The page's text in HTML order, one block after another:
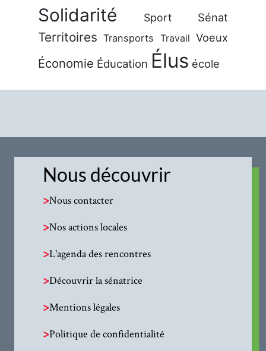
Solidarité Sport Sénat
Territoires Transports Travail Voeux
Économie Éducation Élus école
Nous découvrir
>Nous contacter
>Nos actions locales
>L'agenda des rencontres
>Découvrir la sénatrice
>Mentions légales
>Politique de confidentialité